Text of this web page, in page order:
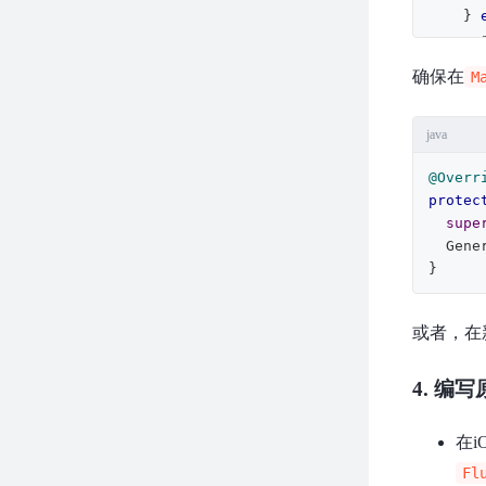
    }
  }
  companion object {
      channel.setMethodCallHandler(MyCustomPlugin())
    }
  }
确保在
java
}
或者，在
4. 编写
在